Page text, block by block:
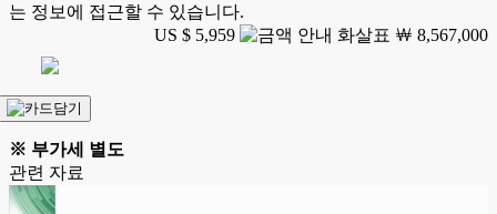
는 정보에 접근할 수 있습니다.
US $ 5,959
￦ 8,567,000
※ 부가세 별도
관련 자료